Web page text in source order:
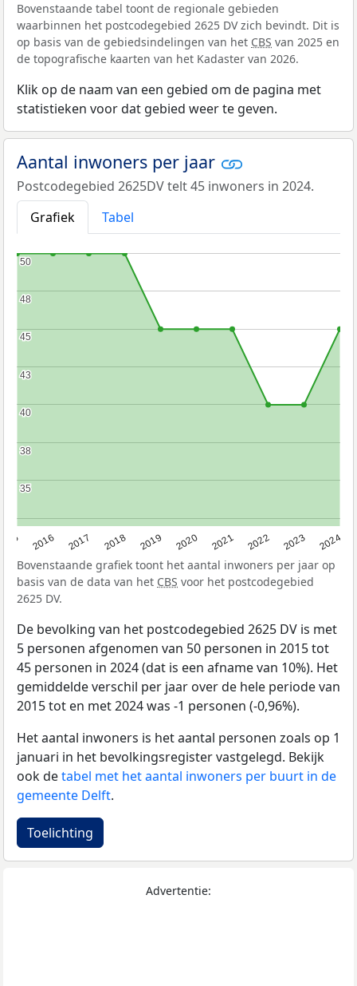
Bovenstaande tabel toont de regionale gebieden
waarbinnen het postcodegebied 2625 DV zich bevindt. Dit is
op basis van de gebiedsindelingen van het CBS van 2025 en
de topografische kaarten van het Kadaster van 2026.
Klik op de naam van een gebied om de pagina met
statistieken voor dat gebied weer te geven.
Aantal inwoners per jaar
Postcodegebied 2625DV telt 45 inwoners in 2024.
Grafiek
Tabel
2016 2017 2018 2019 2020 2021 2022 2023 2024
35
35
38
38
40
40
43
43
45
45
48
48
50
50
Bovenstaande grafiek toont het aantal inwoners per jaar op
basis van de data van het CBS voor het postcodegebied
2625 DV.
De bevolking van het postcodegebied 2625 DV is met
5 personen afgenomen van 50 personen in 2015 tot
45 personen in 2024 (dat is een afname van 10%). Het
gemiddelde verschil per jaar over de hele periode van
2015 tot en met 2024 was -1 personen (-0,96%).
Het aantal inwoners is het aantal personen zoals op 1
januari in het bevolkingsregister vastgelegd. Bekijk
ook detabel met het aantal inwoners per buurt in de
gemeente Delft.
Toelichting
Advertentie: